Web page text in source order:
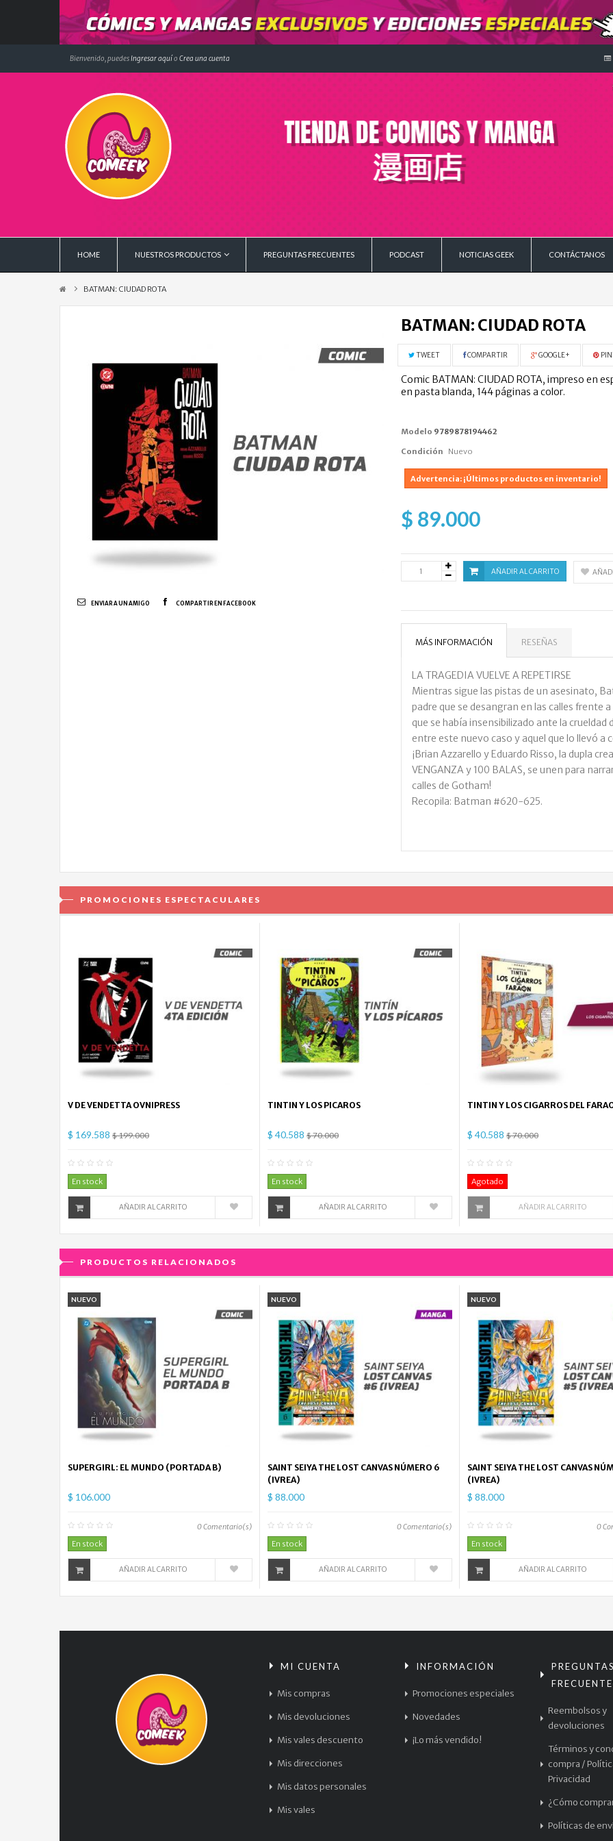
Bienvenido, puedesIngresar aquío Crea una cuenta
HOME NUESTROS PRODUCTOS PREGUNTAS FRECUENTES PODCAST NOTICIAS GEEK CONTÁCTANOS
BATMAN: CIUDAD ROTA
ENVIAR A UN AMIGO COMPARTIR EN FACEBOOK
BATMAN: CIUDAD ROTA
TWEET COMPARTIR GOOGLE+
Comic BATMAN: CIUDAD ROTA, impreso en
en pasta blanda, 144 páginas a color.
Modelo 9789878194462
Condición Nuevo
Advertencia: ¡Últimos productos en inventario!
$ 89.000
AÑADIR AL CARRITO
MÁS INFORMACIÓN RESEÑAS
LA TRAGEDIA VUELVE A REPETIRSE
Mientras sigue las pistas de un asesinato,
padre que se desangran en las calles frente
que se había insensibilizado ante la
entre este nuevo caso y aquel que lo llevó a
¡Brian Azzarello y Eduardo Risso, la dupla
VENGANZA y 100 BALAS, se unen para
calles de Gotham!
Recopila: Batman #620-625.
PROMOCIONES ESPECTACULARES
V DE VENDETTA OVNIPRESS
$ 169.588 $ 199.000
En stock
AÑADIR AL CARRITO
TINTIN Y LOS PICAROS
$ 40.588 $ 70.000
En stock
AÑADIR AL CARRITO
TINTIN Y LOS CIGARROS DEL
$ 40.588 $ 70.000
Agotado
AÑADIR AL CARRITO
PRODUCTOS RELACIONADOS
NUEVO
SUPERGIRL: EL MUNDO (PORTADA B)
$ 106.000
0Comentario(s)
En stock
AÑADIR AL CARRITO
NUEVO
SAINT SEIYA THE LOST CANVAS NÚMERO 6
(IVREA)
$ 88.000
0Comentario(s)
En stock
AÑADIR AL CARRITO
NUEVO
SAINT SEIYA THE LOST CANVAS
(IVREA)
$ 88.000
0
En stock
AÑADIR AL CARRITO
MI CUENTA
Mis compras
Mis devoluciones
Mis vales descuento
Mis direcciones
Mis datos personales
Mis vales
INFORMACIÓN
Promociones especiales
Novedades
¡Lo más vendido!
PREGUNTAS
Reembolsos y
devoluciones
Términos y
compra /
Privacidad
¿Cómo
Políticas de